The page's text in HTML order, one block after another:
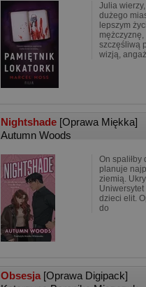
Julia
dużego
lepszym
szczęśliwą
wizją,
Nightshade [Oprawa Miękka]
Autumn Woods
On spaliłby
planuje
ziemią.
dzieci elit.
do
Obsesja [Oprawa Digipack]